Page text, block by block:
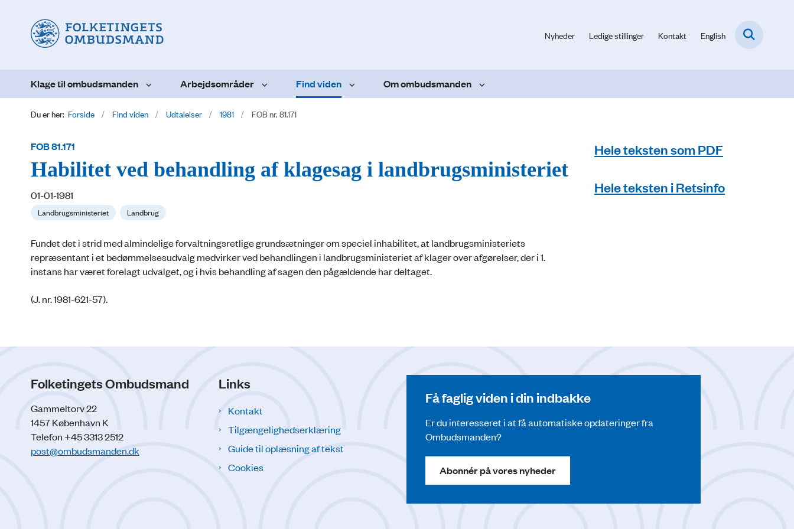
Nyheder Ledige stillinger Kontakt English
Klage til ombudsmanden Arbejdsområder Find viden Om ombudsmanden
Du er her: Forside Find viden Udtalelser 1981 FOB nr. 81.171
FOB 81.171
Habilitet ved behandling af klagesag i landbrugsministeriet
01-01-1981
Landbrugsministeriet Landbrug
Fundet det i strid med almindelige forvaltningsretlige grundsætninger om speciel inhabilitet, at landbrugsministeriets
repræsentant i et bedømmelsesudvalg medvirker ved behandlingen i landbrugsministeriet af klager over afgørelser, der i 1.
instans har været forelagt udvalget, og i hvis behandling af sagen den pågældende har deltaget.
(J. nr. 1981-621-57).
Hele teksten som PDF
Hele teksten i Retsinfo
Folketingets Ombudsmand
Gammeltorv 22
1457 København K
Telefon +45 3313 2512
post@ombudsmanden.dk
Links
Kontakt
Tilgængelighedserklæring
Guide til oplæsning af tekst
Cookies
Få faglig viden i din indbakke
Er du interesseret i at få automatiske opdateringer fra
Ombudsmanden?
Abonnér på vores nyheder